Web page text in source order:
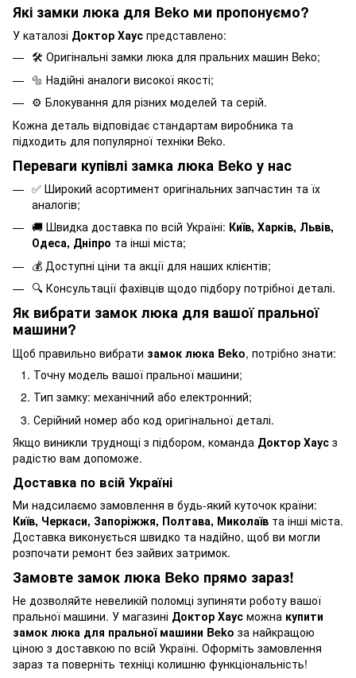
Які замки люка для Beko ми пропонуємо?
У каталозі Доктор Хаус представлено:
🛠️ Оригінальні замки люка для пральних машин Beko;
🔩 Надійні аналоги високої якості;
⚙️ Блокування для різних моделей та серій.
Кожна деталь відповідає стандартам виробника та
підходить для популярної техніки Beko.
Переваги купівлі замка люка Beko у нас
✅ Широкий асортимент оригінальних запчастин та їх
аналогів;
🚚 Швидка доставка по всій Україні: Київ, Харків, Львів,
Одеса, Дніпро та інші міста;
💰 Доступні ціни та акції для наших клієнтів;
🔍 Консультації фахівців щодо підбору потрібної деталі.
Як вибрати замок люка для вашої пральної
машини?
Щоб правильно вибрати замок люка Beko, потрібно знати:
Точну модель вашої пральної машини;
Тип замку: механічний або електронний;
Серійний номер або код оригінальної деталі.
Якщо виникли труднощі з підбором, команда Доктор Хаус з
радістю вам допоможе.
Доставка по всій Україні
Ми надсилаємо замовлення в будь-який куточок країни:
Київ, Черкаси, Запоріжжя, Полтава, Миколаїв та інші міста.
Доставка виконується швидко та надійно, щоб ви могли
розпочати ремонт без зайвих затримок.
Замовте замок люка Beko прямо зараз!
Не дозволяйте невеликій поломці зупиняти роботу вашої
пральної машини. У магазині Доктор Хаус можна купити
замок люка для пральної машини Beko за найкращою
ціною з доставкою по всій Україні. Оформіть замовлення
зараз та поверніть техніці колишню функціональність!